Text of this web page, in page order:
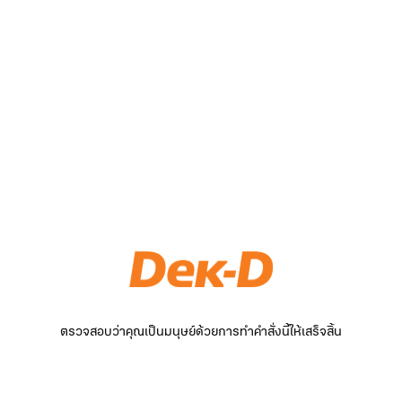
ตรวจสอบว่าคุณเป็นมนุษย์ด้วยการทำคำสั่งนี้ให้เสร็จสิ้น